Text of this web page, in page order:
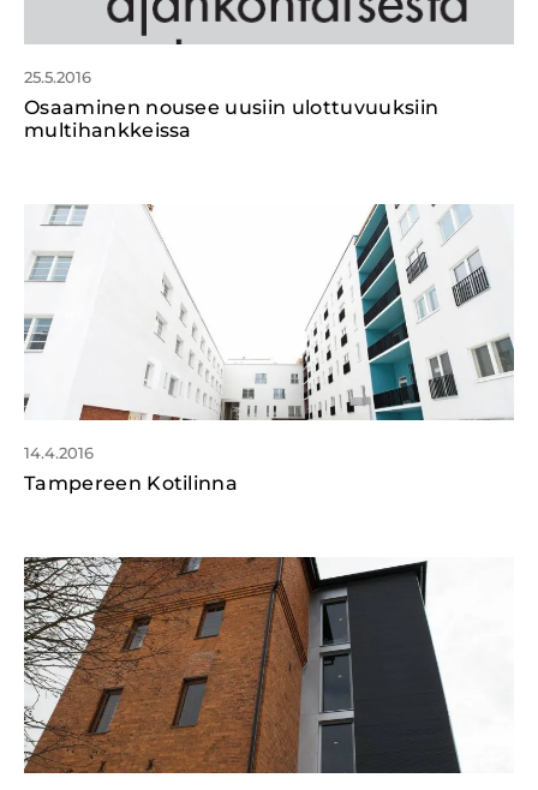
25.5.2016
Osaaminen nousee uusiin ulottuvuuksiin
multihankkeissa
14.4.2016
Tampereen Kotilinna